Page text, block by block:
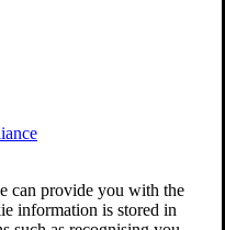
can provide you with the
information is stored in